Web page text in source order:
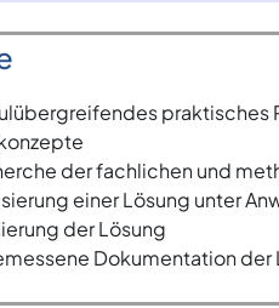
praktisches
der fachlichen und
einer Lösung unter
der Lösung
Dokumentation der